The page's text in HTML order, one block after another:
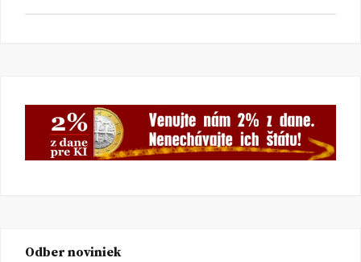
Odber noviniek